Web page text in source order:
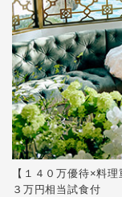
【１４０万優待×料
３万円相当試食付